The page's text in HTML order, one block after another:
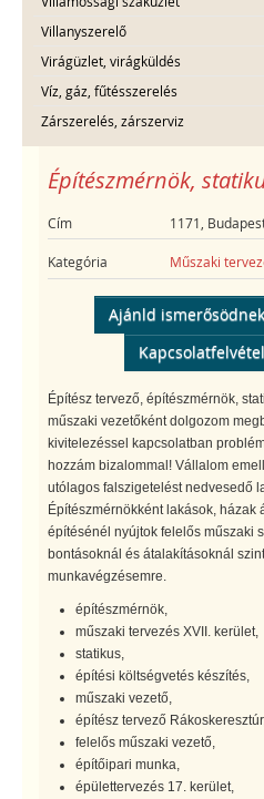
Villanyszerelő
Virágüzlet, virágküldés
Víz, gáz, fűtésszerelés
Zárszerelés, zárszerviz
Építészmérnök,
Cím 1171,
Kategória Műszaki
Ajánld ismerősödnek
Kapcsolatfelvétel
Építész tervező, építészmérnök,
műszaki vezetőként dolgozom
kivitelezéssel kapcsolatban
hozzám bizalommal! Vállalom
utólagos falszigetelést nedvesedő
Építészmérnökként lakások, házak
építésénél nyújtok felelős műszaki
bontásoknál és átalakításoknál
munkavégzésemre.
építészmérnök,
műszaki tervezés XVII. kerület,
statikus,
építési költségvetés készítés,
műszaki vezető,
építész tervező Rákoskeresztúr,
felelős műszaki vezető,
építőipari munka,
épülettervezés 17. kerület,